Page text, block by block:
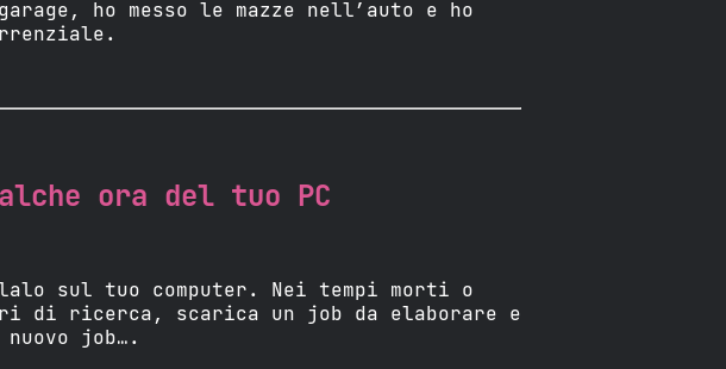
ho messo le mazze nell’auto e ho
ora del tuo PC
sul tuo computer. Nei tempi morti o
di ricerca, scarica un job da elaborare e
job….